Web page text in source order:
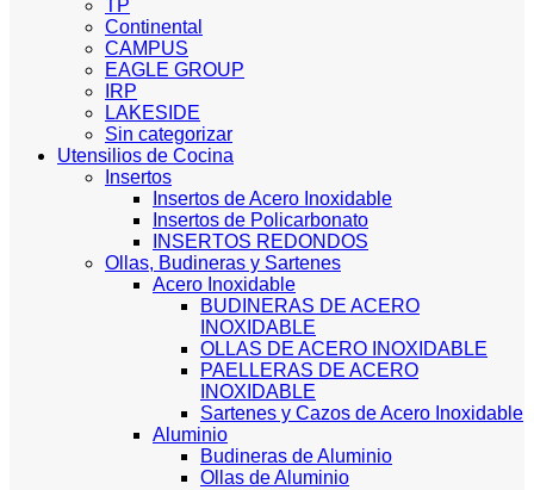
TP
Continental
CAMPUS
EAGLE GROUP
IRP
LAKESIDE
Sin categorizar
Utensilios de Cocina
Insertos
Insertos de Acero Inoxidable
Insertos de Policarbonato
INSERTOS REDONDOS
Ollas, Budineras y Sartenes
Acero Inoxidable
BUDINERAS DE ACERO
INOXIDABLE
OLLAS DE ACERO INOXIDABLE
PAELLERAS DE ACERO
INOXIDABLE
Sartenes y Cazos de Acero Inoxidable
Aluminio
Budineras de Aluminio
Ollas de Aluminio